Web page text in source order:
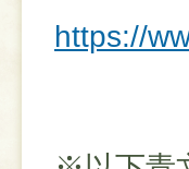
https://